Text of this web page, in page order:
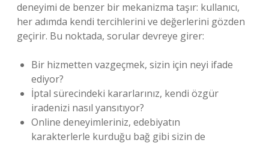
deneyimi de benzer bir mekanizma taşır: kullanıcı,
her adımda kendi tercihlerini ve değerlerini gözden
geçirir. Bu noktada, sorular devreye girer:
Bir hizmetten vazgeçmek, sizin için neyi ifade
ediyor?
İptal sürecindeki kararlarınız, kendi özgür
iradenizi nasıl yansıtıyor?
Online deneyimleriniz, edebiyatın
karakterlerle kurduğu bağ gibi sizin de